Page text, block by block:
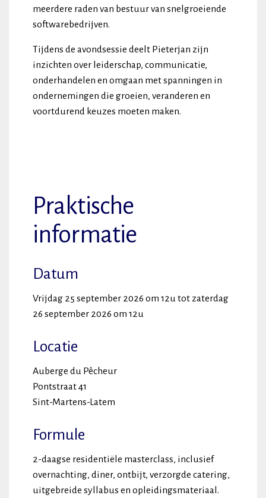
meerdere raden van bestuur van snelgroeiende
softwarebedrijven.
Tijdens de avondsessie deelt Pieterjan zijn
inzichten over leiderschap, communicatie,
onderhandelen en omgaan met spanningen in
ondernemingen die groeien, veranderen en
voortdurend keuzes moeten maken.
Praktische
informatie
Datum
Vrijdag 25 september 2026 om 12u tot zaterdag
26 september 2026 om 12u
Locatie
Auberge du Pêcheur
Pontstraat 41
Sint-Martens-Latem
Formule
2-daagse residentiële masterclass, inclusief
overnachting, diner, ontbijt, verzorgde catering,
uitgebreide syllabus en opleidingsmateriaal.